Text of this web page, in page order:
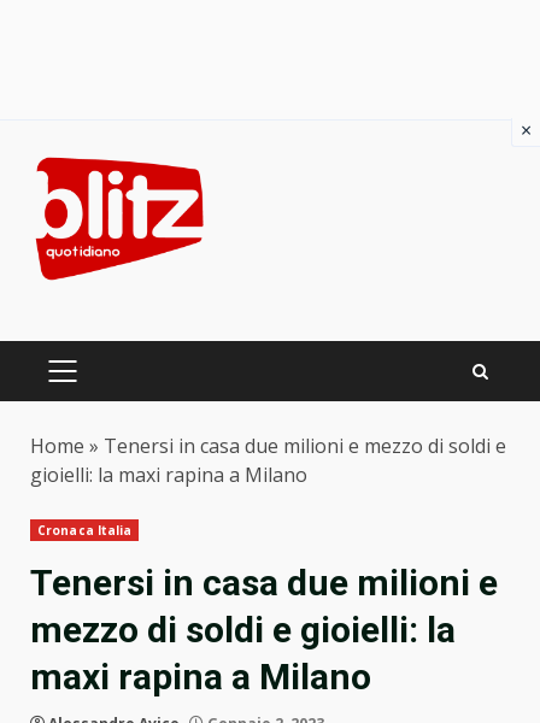
content
PRIMARY
Home » Tenersi in casa due milioni e mezzo di soldi e
gioielli: la maxi rapina a Milano
Cronaca Italia
Tenersi in casa due milioni e
mezzo di soldi e gioielli: la
maxi rapina a Milano
×